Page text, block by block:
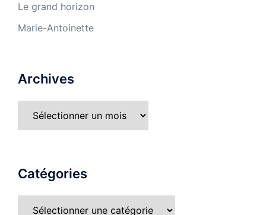
Le grand horizon
Marie-Antoinette
Archives
Catégories